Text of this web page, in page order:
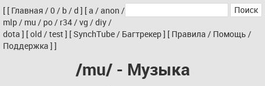
[ [ Главная /0 / b/d ] [a /anon /
mlp/ mu / po/ r34/vg /diy/
dota ] [old /test] [SynchTube/ Багтрекер] [ Правила / Помощь /
Поддержка ] ]
/mu/ - Музыка